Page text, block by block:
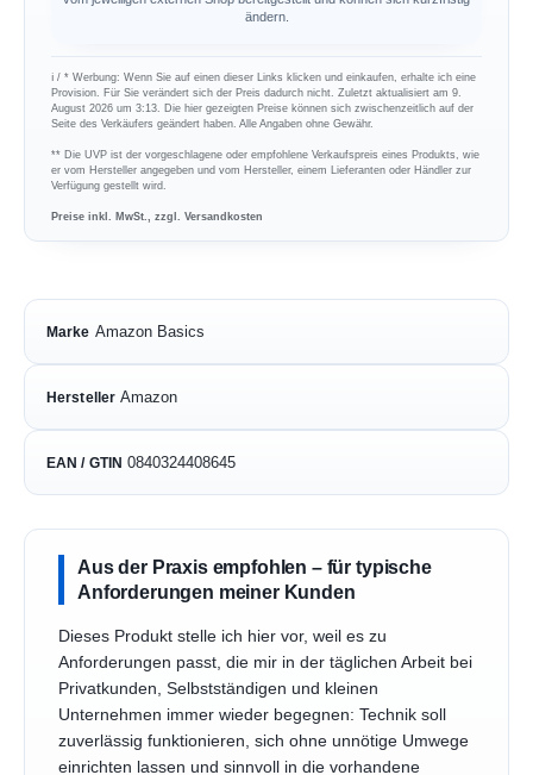
ändern.
ℹ︎ / * Werbung: Wenn Sie auf einen dieser Links klicken und einkaufen, erhalte ich eine
Provision. Für Sie verändert sich der Preis dadurch nicht. Zuletzt aktualisiert am 9.
August 2026 um 3:13. Die hier gezeigten Preise können sich zwischenzeitlich auf der
Seite des Verkäufers geändert haben. Alle Angaben ohne Gewähr.
** Die UVP ist der vorgeschlagene oder empfohlene Verkaufspreis eines Produkts, wie
er vom Hersteller angegeben und vom Hersteller, einem Lieferanten oder Händler zur
Verfügung gestellt wird.
Preise inkl. MwSt., zzgl. Versandkosten
Marke Amazon Basics
Hersteller Amazon
EAN / GTIN 0840324408645
Aus der Praxis empfohlen – für typische
Anforderungen meiner Kunden
Dieses Produkt stelle ich hier vor, weil es zu
Anforderungen passt, die mir in der täglichen Arbeit bei
Privatkunden, Selbstständigen und kleinen
Unternehmen immer wieder begegnen: Technik soll
zuverlässig funktionieren, sich ohne unnötige Umwege
einrichten lassen und sinnvoll in die vorhandene